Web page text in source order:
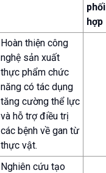
phối
hợp
Hoàn thiện công
nghệ sản xuất
thực phẩm chức
năng có tác dụng
tăng cường thể lực
và hỗ trợ điều trị
các bệnh về gan từ
thực vật.
Nghiên cứu tạo